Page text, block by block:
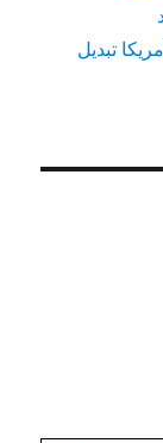
تبدیل